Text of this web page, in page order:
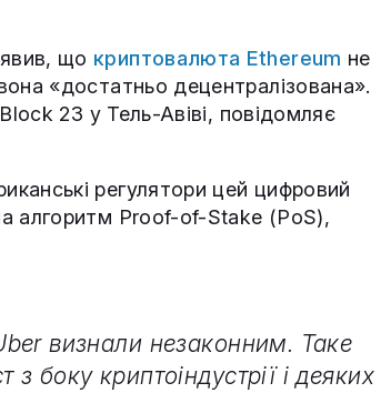
що криптовалюта Ethereum не
«достатньо децентралізована».
23 у Тель-Авіві, повідомляє
регулятори цей цифровий
алгоритм Proof-of-Stake (PoS),
визнали незаконним. Таке
боку криптоіндустрії і деяких